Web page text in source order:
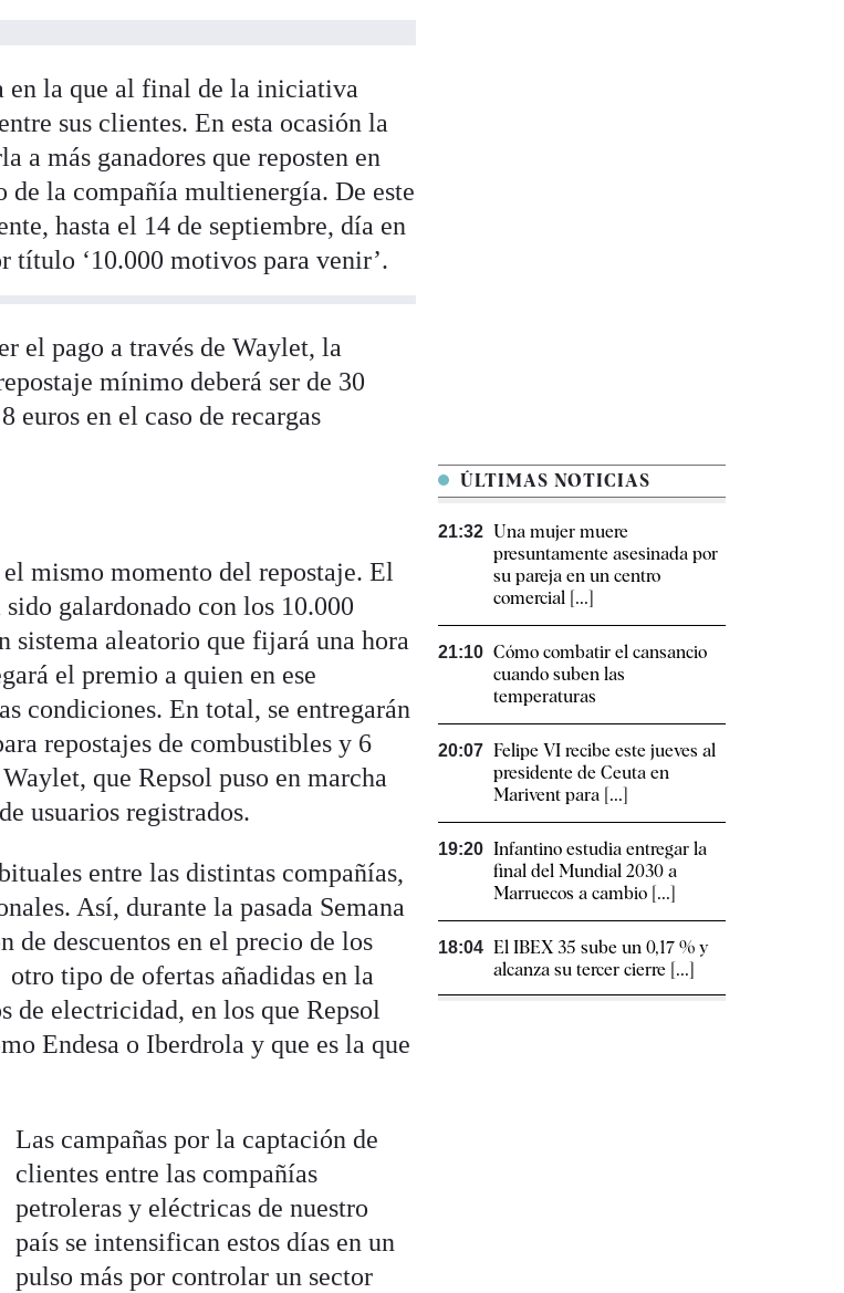
en la que al final de la iniciativa
sus clientes. En esta ocasión la
a más ganadores que reposten en
de la compañía multienergía. De este
hasta el 14 de septiembre, día en
título ‘10.000 motivos para venir’.
el pago a través de Waylet, la
mínimo deberá ser de 30
euros en el caso de recargas
mismo momento del repostaje. El
galardonado con los 10.000
sistema aleatorio que fijará una hora
el premio a quien en ese
condiciones. En total, se entregarán
repostajes de combustibles y 6
que Repsol puso en marcha
usuarios registrados.
entre las distintas compañías,
Así, durante la pasada Semana
de descuentos en el precio de los
tipo de ofertas añadidas en la
de electricidad, en los que Repsol
Endesa o Iberdrola y que es la que
Las campañas por la captación de
clientes entre las compañías
petroleras y eléctricas de nuestro
país se intensifican estos días en un
pulso más por controlar un sector
ÚLTIMAS NOTICIAS
21:32 Una mujer muere
presuntamente asesinada por
su pareja en un centro
comercial [...]
21:10 Cómo combatir el cansancio​
cuando suben las
temperaturas
20:07 Felipe VI recibe este jueves al
presidente de Ceuta en
Marivent para [...]
19:20 Infantino estudia entregar la
final del Mundial 2030 a
Marruecos a cambio [...]
18:04 El IBEX 35 sube un 0,17 % y
alcanza su tercer cierre [...]